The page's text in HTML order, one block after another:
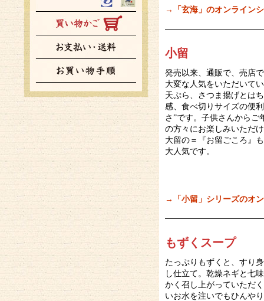
→「玄海」のオンライン
小留
発売以来、通販で、売店
大変な人気をいただいて
天ぷら、さつま揚げとは
感、食べ切りサイズの便
さ”です。子供さんからご
の方々にお楽しみいただ
大留の＝『お留ごころ』
大人気です。
→「小留」シリーズのオ
もずくスープ
たっぷりもずくと、すり
し仕立て。乾燥ネギと七
かく召し上がっていただ
いお水を注いでもひんや